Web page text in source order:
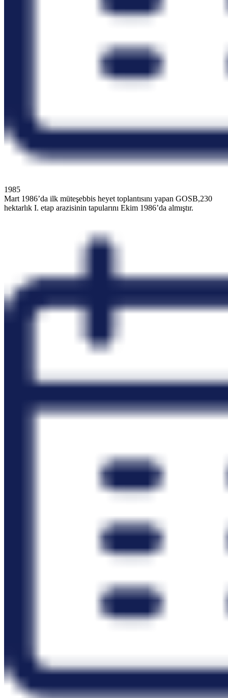
1985
Mart 1986’da ilk müteşebbis heyet toplantısını yapan GOSB,230
hektarlık I. etap arazisinin tapularını Ekim 1986’da almıştır.